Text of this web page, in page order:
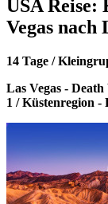
USA Reise:
Vegas nach
14 Tage /
Las Vegas -
1 / Küstenregion -